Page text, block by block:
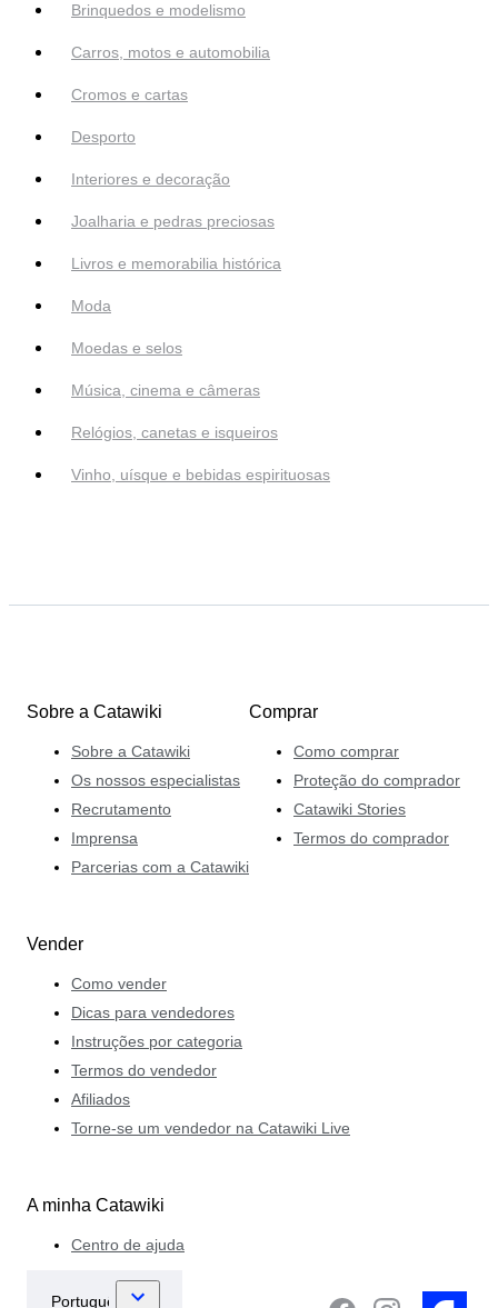
Brinquedos e modelismo
Carros, motos e automobilia
Cromos e cartas
Desporto
Interiores e decoração
Joalharia e pedras preciosas
Livros e memorabilia histórica
Moda
Moedas e selos
Música, cinema e câmeras
Relógios, canetas e isqueiros
Vinho, uísque e bebidas espirituosas
Sobre a Catawiki
Sobre a Catawiki
Os nossos especialistas
Recrutamento
Imprensa
Parcerias com a Catawiki
Comprar
Como comprar
Proteção do comprador
Catawiki Stories
Termos do comprador
Vender
Como vender
Dicas para vendedores
Instruções por categoria
Termos do vendedor
Afiliados
Torne-se um vendedor na Catawiki Live
A minha Catawiki
Centro de ajuda